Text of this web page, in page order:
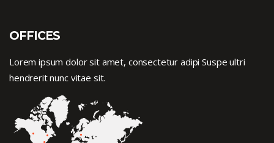
OFFICES
Lorem ipsum dolor sit amet, consectetur adipi Suspe ultri
hendrerit nunc vitae sit.